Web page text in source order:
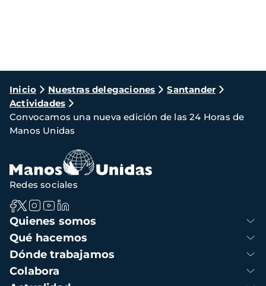
Ruta
de
navegación
Inicio Nuestras delegaciones
Santander
Actividades
Convocamos una nueva edición de las 24 Horas de
Manos Unidas
Navegación
principal
Quienes somos
Qué hacemos
Dónde trabajamos
Colabora
Redes sociales